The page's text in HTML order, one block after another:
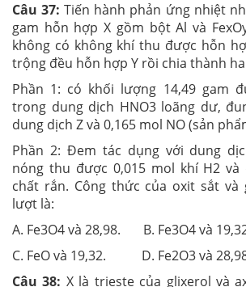
Câu 37: Tiến hành phản ứng nhiệt
gam hỗn hợp X gồm bột Al và
không có không khí thu được hỗn
trộng đều hỗn hợp Y rồi chia thành
Phần 1: có khối lượng 14,49 gam
trong dung dịch HNO3 loãng dư,
dung dịch Z và 0,165 mol NO (sản
Phần 2: Đem tác dụng với dung
nóng thu được 0,015 mol khí H2 và
chất rắn. Công thức của oxit sắt
lượt là:
A. Fe3O4 và 28,98. B. Fe3O4 và
C. FeO và 19,32. D. Fe2O3 và
Câu 38: X là trieste của glixerol và